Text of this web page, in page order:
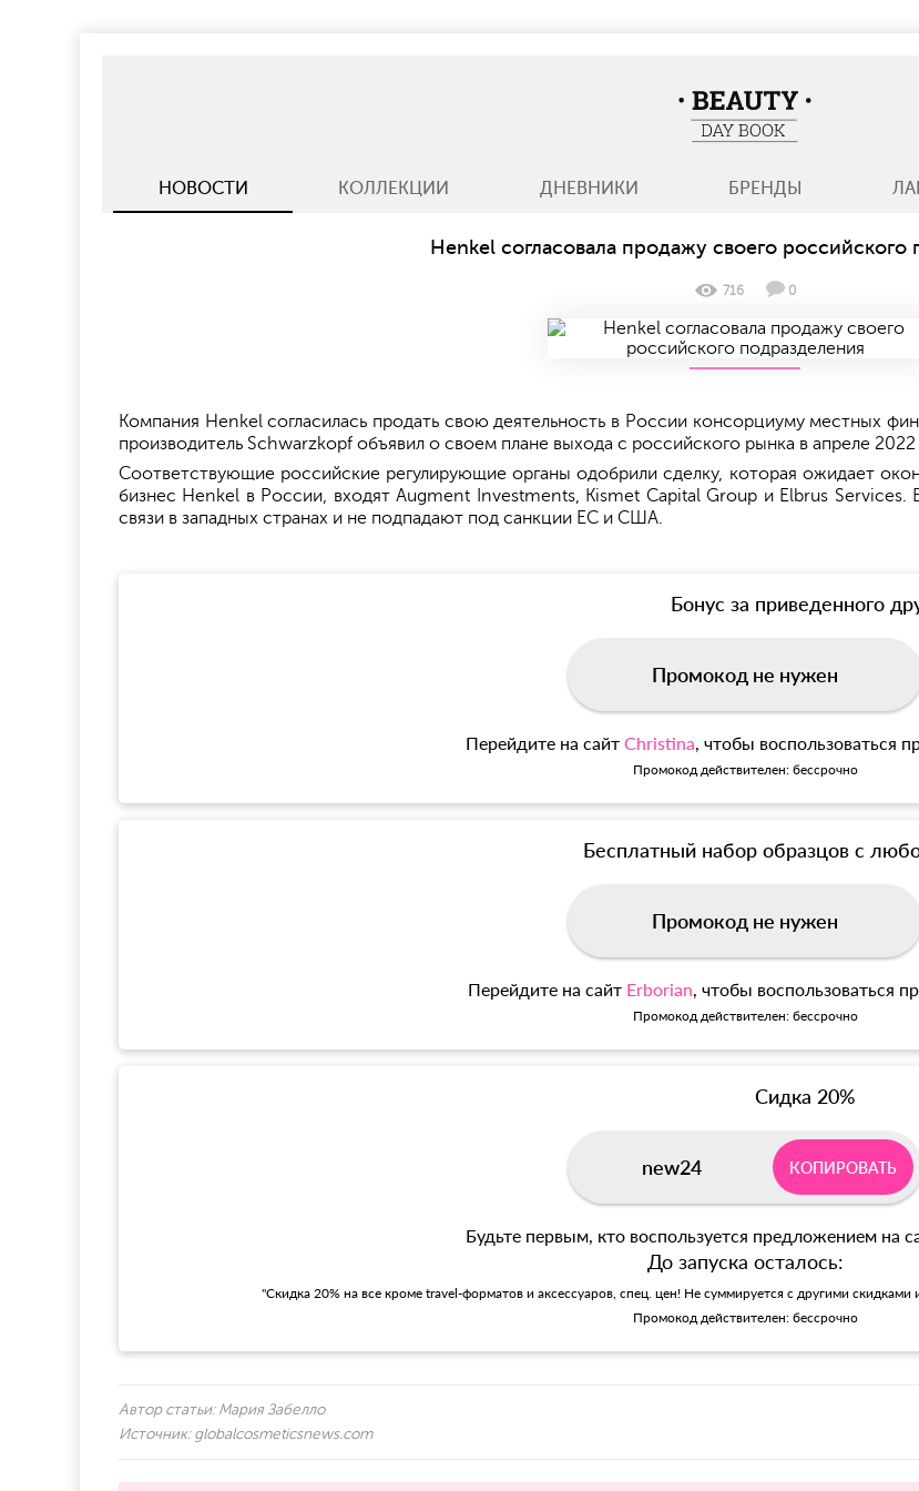
НОВОСТИ КОЛЛЕКЦИИ ДНЕВНИКИ БРЕНДЫ
BeautyDayBook
Henkel согласовала продажу своего российского
716 0
Компания Henkel согласилась продать свою деятельность в России консорциуму местных
производитель Schwarzkopf объявил о своем плане выхода с российского рынка в апреле 2022
Соответствующие российские регулирующие органы одобрили сделку, которая ожидает
бизнес Henkel в России, входят Augment Investments, Kismet Capital Group и Elbrus
связи в западных странах и не подпадают под санкции ЕС и США.
Бонус за приведенного
Промокод не нужен
Перейдите на сайт Christina, чтобы воспользоваться
Промокод действителен: бессрочно
Бесплатный набор образцов с
Промокод не нужен
Перейдите на сайт Erborian, чтобы воспользоваться
Промокод действителен: бессрочно
Сидка 20%
new24 КОПИРОВАТЬ
Будьте первым, кто воспользуется предложением на
До запуска осталось:
"Скидка 20% на все кроме travel-форматов и аксессуаров, спец. цен! Не суммируется с другими
Промокод действителен: бессрочно
Автор статьи: Мария Забелло
Источник: globalcosmeticsnews.com